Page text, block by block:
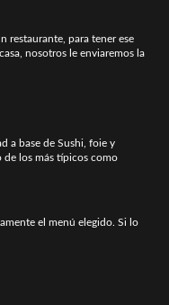
restaurante, para tener ese
nosotros le enviaremos la
a base de Sushi, foie y
los más típicos como
el menú elegido. Si lo